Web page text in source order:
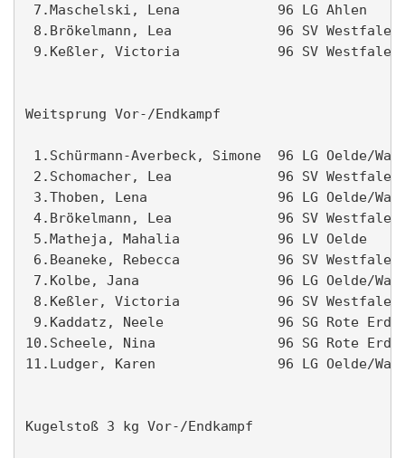
7.Maschelski, Lena            96 LG
8.Brökelmann, Lea             96 SV
9.Keßler, Victoria            96 SV
Weitsprung Vor-/Endkampf
1.Schürmann-Averbeck, Simone  96 LG
2.Schomacher, Lea             96 SV
3.Thoben, Lena                96 LG
4.Brökelmann, Lea             96 SV
5.Matheja, Mahalia            96 LV
6.Beaneke, Rebecca            96 SV
7.Kolbe, Jana                 96 LG
8.Keßler, Victoria            96 SV
9.Kaddatz, Neele              96 SG
10.Scheele, Nina               96 SG
11.Ludger, Karen               96 LG
Kugelstoß 3 kg Vor-/Endkampf